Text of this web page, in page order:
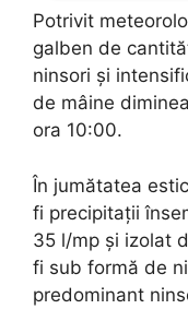
Potrivit
galben de
ninsori și
de mâine
ora 10:00.
În jumătatea
fi precipitații
35 l/mp și izolat
fi sub formă de
predominant